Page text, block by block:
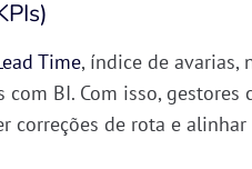
)
Time, índice de avarias,
BI. Com isso, gestores
correções de rota e